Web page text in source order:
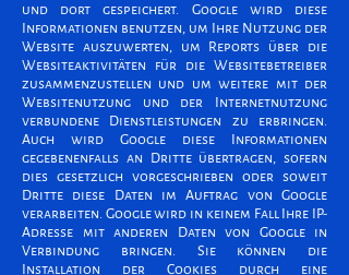
und dort gespeichert. Google wird diese
Informationen benutzen, um Ihre Nutzung der
Website auszuwerten, um Reports über die
Websiteaktivitäten für die Websitebetreiber
zusammenzustellen und um weitere mit der
Websitenutzung und der Internetnutzung
verbundene Dienstleistungen zu erbringen.
Auch wird Google diese Informationen
gegebenenfalls an Dritte übertragen, sofern
dies gesetzlich vorgeschrieben oder soweit
Dritte diese Daten im Auftrag von Google
verarbeiten. Google wird in keinem Fall Ihre IP-
Adresse mit anderen Daten von Google in
Verbindung bringen. Sie können die
Installation der Cookies durch eine